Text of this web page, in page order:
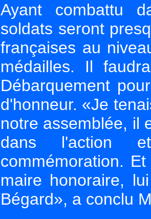
Ayant combattu
soldats seront
françaises au
médailles. Il
Débarquement
d'honneur. «Je
notre assemblée, il
dans l'action
commémoration.
maire honoraire,
Bégard», a conclu